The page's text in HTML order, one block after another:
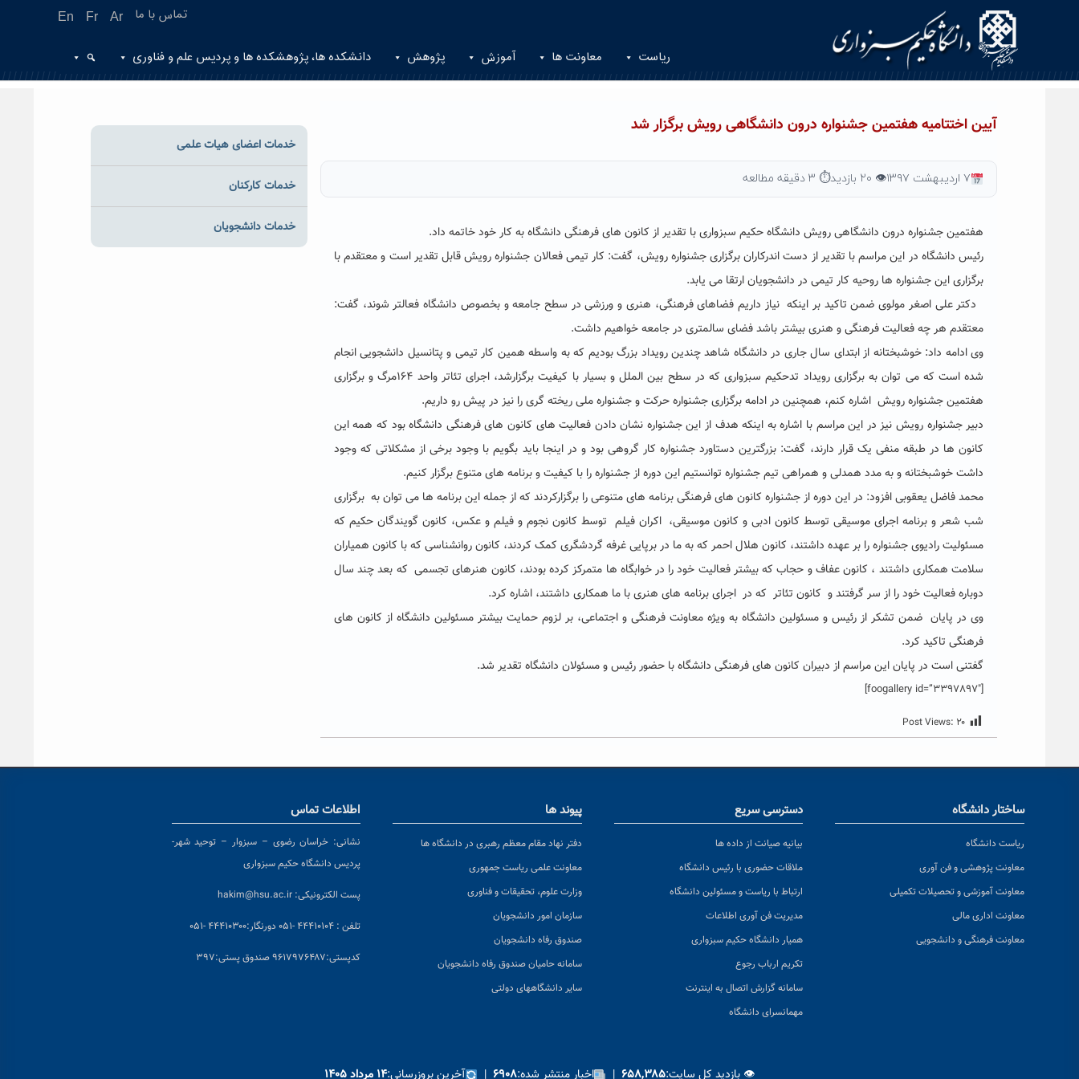
En Fr Ar تماس با ما
ریاست معاونت ها آموزش پژوهش دانشکده ها، پژوهشکده ها و پردیس علم و فناوری
آیین اختتامیه هفتمین جشنواره درون دانشگاهی رویش برگزار شد
۷ اردیبهشت ۱۳۹۷ 👁 ۲۰ بازدید ⏱ ۳ دقیقه مطالعه
هفتمین جشنواره درون دانشگاهی رویش دانشگاه حکیم سبزواری با تقدیر از کانون های فرهنگی دانشگاه به کار خود خاتمه داد.
رئیس دانشگاه در این مراسم با تقدیر از دست اندرکاران برگزاری جشنواره رویش، گفت: کار تیمی فعالان جشنواره رویش قابل تقدیر است و معتقدم با
برگزاری این جشنواره ها روحیه کار تیمی در دانشجویان ارتقا می یابد.
دکتر علی اصغر مولوی ضمن تاکید بر اینکه نیاز داریم فضاهای فرهنگی، هنری و ورزشی در سطح جامعه و بخصوص دانشگاه فعالتر شوند، گفت:
معتقدم هر چه فعالیت فرهنگی و هنری بیشتر باشد فضای سالمتری در جامعه خواهیم داشت.
وی ادامه داد: خوشبختانه از ابتدای سال جاری در دانشگاه شاهد چندین رویداد بزرگ بودیم که به واسطه همین کار تیمی و پتانسیل دانشجویی انجام
شده است که می توان به برگزاری رویداد تدحکیم سبزواری که در سطح بین الملل و بسیار با کیفیت برگزارشد، اجرای تئاتر واحد ۱۶۴مرگ و برگزاری
هفتمین جشنواره رویش اشاره کنم، همچنین در ادامه برگزاری جشنواره حرکت و جشنواره ملی ریخته گری را نیز در پیش رو داریم.
دبیر جشنواره رویش نیز در این مراسم با اشاره به اینکه هدف از این جشنواره نشان دادن فعالیت های کانون های فرهنگی دانشگاه بود که همه این
کانون ها در طبقه منفی یک قرار دارند، گفت: بزرگترین دستاورد جشنواره کار گروهی بود و در اینجا باید بگویم با وجود برخی از مشکلاتی که وجود
داشت خوشبختانه و به مدد همدلی و همراهی تیم جشنواره توانستیم این دوره از جشنواره را با کیفیت و برنامه های متنوع برگزار کنیم.
محمد فاضل یعقوبی افزود: در این دوره از جشنواره کانون های فرهنگی برنامه های متنوعی را برگزارکردند که از جمله این برنامه ها می توان به برگزاری
شب شعر و برنامه اجرای موسیقی توسط کانون ادبی و کانون موسیقی، اکران فیلم توسط کانون نجوم وفیلم و عکس، کانون گویندگان حکیم که
مسئولیت رادیوی جشنواره را بر عهده داشتند، کانون هلال احمر که به ما در برپایی غرفه گردشگری کمک کردند، کانون روانشناسی که با کانون همیاران
سلامت همکاری داشتند ، کانون عفاف و حجاب که بیشتر فعالیت خود را در خوابگاه ها متمرکز کرده بودند، کانون هنرهای تجسمی که بعد چند سال
دوباره فعالیت خود را از سر گرفتند و کانون تئاتر که در اجرای برنامه های هنری با ما همکاری داشتند، اشاره کرد.
وی در پایان ضمن تشکر از رئیس و مسئولین دانشگاه به ویژه معاونت فرهنگی و اجتماعی، بر لزوم حمایت بیشتر مسئولین دانشگاه از کانون های
فرهنگی تاکید کرد.
گفتنی است در پایان این مراسم از دبیران کانون های فرهنگی دانشگاه با حضور رئیس و مسئولان دانشگاه تقدیر شد.
[foogallery id=”3397897″]
Post Views: ۲۰
خدمات اعضای هیات علمی
خدمات کارکنان
خدمات دانشجویان
ساختار دانشگاه
ریاست دانشگاه
معاونت پژوهشی و فن آوری
معاونت آموزشی و تحصیلات تکمیلی
معاونت اداری مالی
معاونت فرهنگی و دانشجویی
دسترسی سریع
بیانیه صیانت از داده ها
ملاقات حضوری با رئیس دانشگاه
ارتباط با ریاست و مسئولین دانشگاه
مدیریت فن آوری اطلاعات
همیار دانشگاه حکیم سبزواری
تکریم ارباب رجوع
سامانه گزارش اتصال به اینترنت
مهمانسرای دانشگاه
پیوند ها
دفتر نهاد مقام معظم رهبری در دانشگاه ها
معاونت علمی ریاست جمهوری
وزارت علوم، تحقیقات و فناوری
سازمان امور دانشجویان
صندوق رفاه دانشجویان
سامانه حامیان صندوق رفاه دانشجویان
سایر دانشگاههای دولتی
اطلاعات تماس
نشانی: خراسان رضوی – سبزوار – توحید شهر-
پردیس دانشگاه حکیم سبزواری
پست الکترونیکی: hakim@hsu.ac.ir
تلفن : ۴۴۴۱۰۱۰۴ -۰۵۱ دورنگار:۴۴۴۱۰۳۰۰ -۰۵۱
کدپستی:۹۶۱۷۹۷۶۴۸۷ صندوق پستی:۳۹۷
👁 بازدید کل سایت:۶۵۸,۳۸۵ | اخبار منتشر شده:۶۹۰۸ | آخرین بروزرسانی:۱۴ مرداد ۱۴۰۵